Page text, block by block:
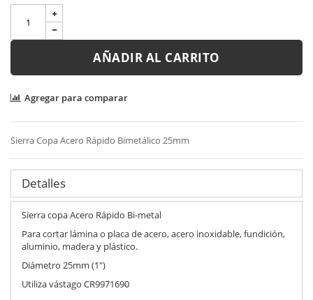
AÑADIR AL CARRITO
Agregar para comparar
Sierra Copa Acero Rápido Bimetálico 25mm
Detalles
Sierra copa Acero Rápido Bi-metal
Para cortar lámina o placa de acero, acero inoxidable, fundición,
aluminio, madera y plástico.
Diámetro 25mm (1")
Utiliza vástago CR9971690